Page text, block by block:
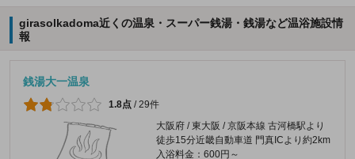
girasolkadoma近くの温泉・スーパー銭湯・銭湯など温浴施設情
報
銭湯大一温泉
1.8点 /29件
大阪府 / 東大阪 / 京阪本線 古河橋駅より
徒歩15分近畿自動車道 門真ICより約2km
入浴料金：600円～